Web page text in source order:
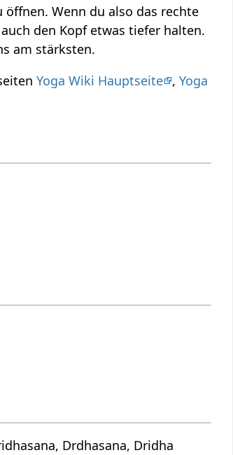
öffnen. Wenn du also das rechte
den Kopf etwas tiefer halten.
am stärksten.
Yoga Wiki Hauptseite ,Yoga
Drdhasana, Dridha